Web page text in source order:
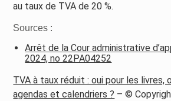
au taux de TVA de 20 %.
Sources :
Arrêt de la Cour administrative
2024, no 22PA04252
TVA à taux réduit : oui pour les livres,
agendas et calendriers ? – ©